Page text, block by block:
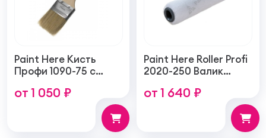
Paint Here Кисть
Профи 1090-75 с
щетиной плоская
от 1 050 ₽
Paint Here Roller Profi
2020-250 Валик
тонкую гладкую
структуру покрытия
от 1 640 ₽